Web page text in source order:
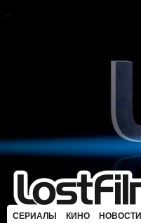
СЕРИАЛЫ КИНО НОВОСТИ